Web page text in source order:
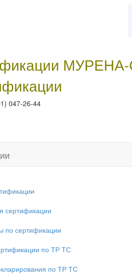
047-26-44
сертификации
по сертификации
по ТР ТС
по ТР ТС